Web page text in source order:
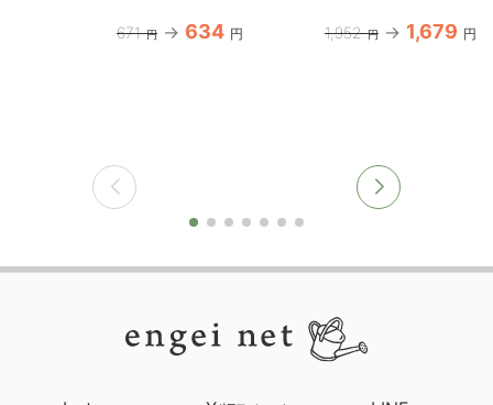
671 円 634 円 1,952 円 1,679 円